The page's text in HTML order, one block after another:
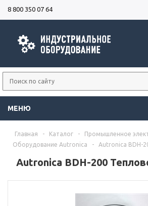
8 800 350 07 64
МЕНЮ
Главная - Каталог - Промышленное
Оборудование Autronica
- Autronica BDH-
Autronica BDH-200